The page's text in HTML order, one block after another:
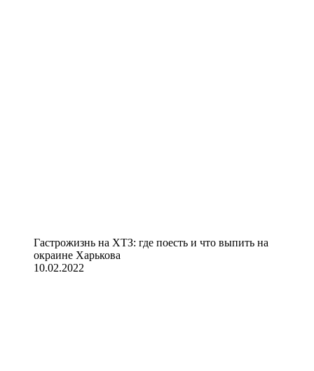
Гастрожизнь на ХТЗ: где поесть и что выпить на
окраине Харькова
10.02.2022